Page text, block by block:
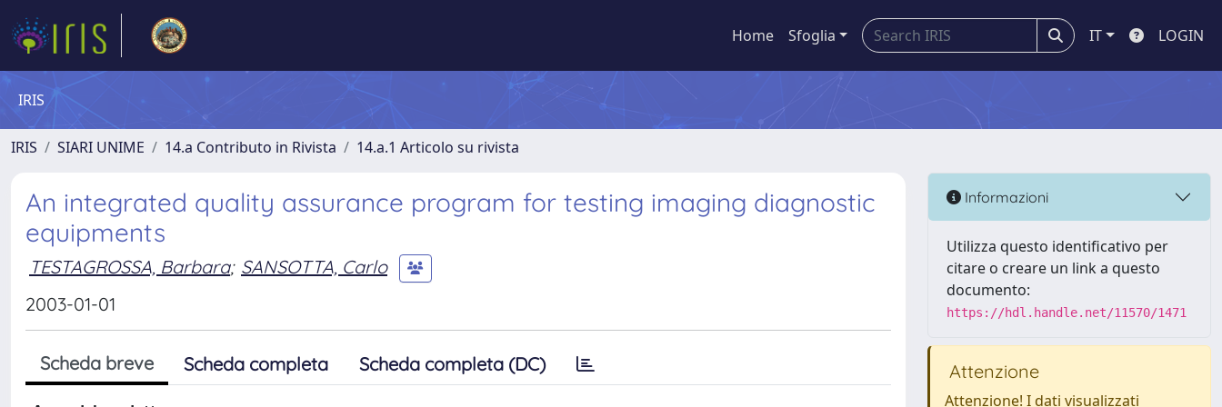
Home Sfoglia IT LOGIN
IRIS
IRIS SIARI UNIME 14.a Contributo in Rivista 14.a.1 Articolo su rivista
An integrated quality assurance program for testing imaging diagnostic
equipments
TESTAGROSSA, Barbara; SANSOTTA, Carlo
2003-01-01
Scheda breve Scheda completa Scheda completa (DC)
Informazioni
Utilizza questo identificativo per
citare o creare un link a questo
documento:
https://hdl.handle.net/11570/1471
Attenzione
Attenzione! I dati visualizzati